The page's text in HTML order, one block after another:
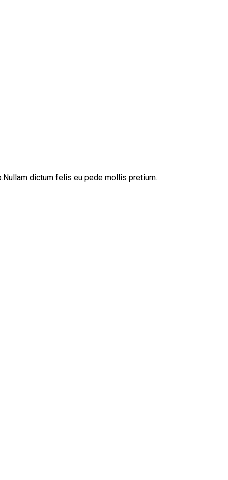
dictum felis eu pede mollis pretium.